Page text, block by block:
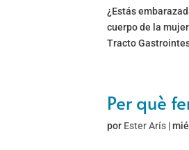
¿Estás
cuerpo de la
Tracto
Per què
por Ester Arís |